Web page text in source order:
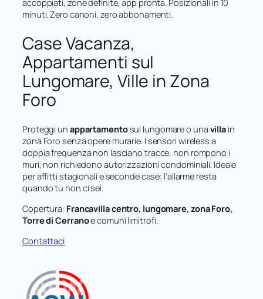
accoppiati, zone definite, app pronta. Posizionali in 10
minuti. Zero canoni, zero abbonamenti.
Case Vacanza,
Appartamenti sul
Lungomare, Ville in Zona
Foro
Proteggi un appartamentosul lungomare o unavilla in
zona Foro senza opere murarie. I sensori wireless a
doppia frequenza non lasciano tracce, non rompono i
muri, non richiedono autorizzazioni condominiali. Ideale
per affitti stagionali e seconde case: l’allarme resta
quando tu non ci sei.
Copertura: Francavilla centro, lungomare, zona Foro,
Torre di Cerranoe comuni limitrofi.
Contattaci